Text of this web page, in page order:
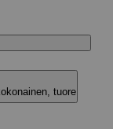
tuore